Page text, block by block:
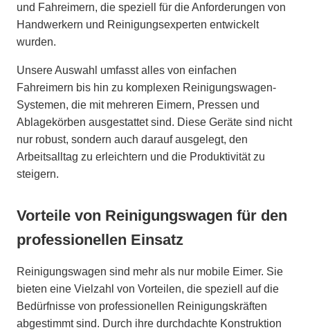
und Fahreimern, die speziell für die Anforderungen von
Handwerkern und Reinigungsexperten entwickelt
wurden.
Unsere Auswahl umfasst alles von einfachen
Fahreimern bis hin zu komplexen Reinigungswagen-
Systemen, die mit mehreren Eimern, Pressen und
Ablagekörben ausgestattet sind. Diese Geräte sind nicht
nur robust, sondern auch darauf ausgelegt, den
Arbeitsalltag zu erleichtern und die Produktivität zu
steigern.
Vorteile von Reinigungswagen für den
professionellen Einsatz
Reinigungswagen sind mehr als nur mobile Eimer. Sie
bieten eine Vielzahl von Vorteilen, die speziell auf die
Bedürfnisse von professionellen Reinigungskräften
abgestimmt sind. Durch ihre durchdachte Konstruktion